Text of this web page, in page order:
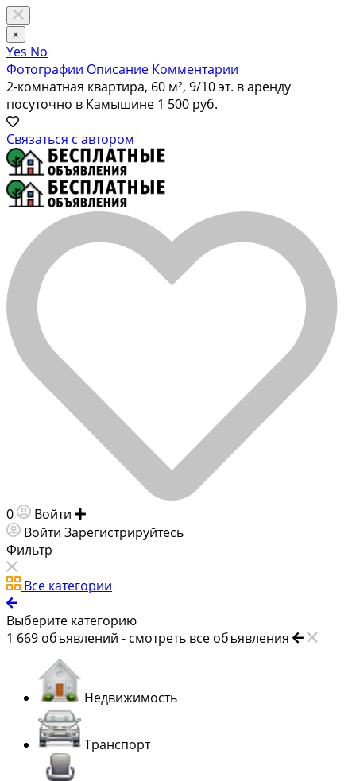
×
Yes No
Фотографии Описание Комментарии
2-комнатная квартира, 60 м², 9/10 эт. в аренду
посуточно в Камышине 1 500 руб.
Связаться с автором
0 Войти
Войти Зарегистрируйтесь
Фильтр
Все категории
Выберите категорию
1 669 объявлений - смотреть все объявления
Недвижимость
Транспорт